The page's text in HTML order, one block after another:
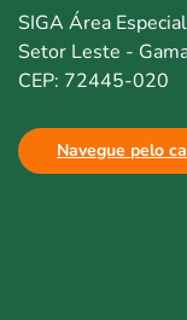
SIGA Área
Setor Leste -
CEP: 72445-020
Navegue pelo